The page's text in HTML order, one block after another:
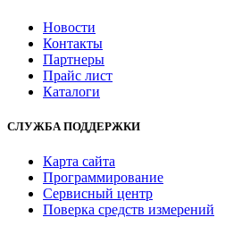
Новости
Контакты
Партнеры
Прайс лист
Каталоги
СЛУЖБА ПОДДЕРЖКИ
Карта сайта
Программирование
Сервисный центр
Поверка средств измерений